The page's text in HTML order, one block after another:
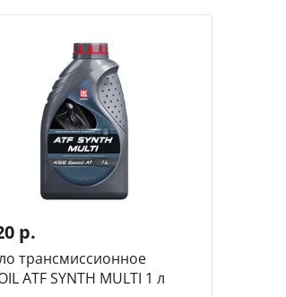
р.
трансмиссионное
ATF SYNTH MULTI 1 л